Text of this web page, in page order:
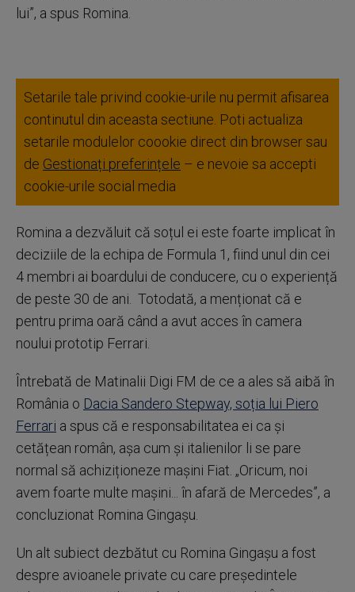
lui”, a spus Romina.
Setarile tale privind cookie-urile nu permit afisarea
continutul din aceasta sectiune. Poti actualiza
setarile modulelor coookie direct din browser sau
de Gestionați preferințele – e nevoie sa accepti
cookie-urile social media
Romina a dezvăluit că soțul ei este foarte implicat în
deciziile de la echipa de Formula 1, fiind unul din cei
4 membri ai boardului de conducere, cu o experiență
de peste 30 de ani. Totodată, a menționat că e
pentru prima oară când a avut acces în camera
noului prototip Ferrari.
Întrebată de Matinalii Digi FM de ce a ales să aibă în
România o Dacia Sandero Stepway, soția lui Piero
Ferrari a spus că e responsabilitatea ei ca și
cetățean român, așa cum și italienilor li se pare
normal să achiziționeze mașini Fiat. „Oricum, noi
avem foarte multe mașini... în afară de Mercedes”, a
concluzionat Romina Gingașu.
Un alt subiect dezbătut cu Romina Gingașu a fost
despre avioanele private cu care președintele